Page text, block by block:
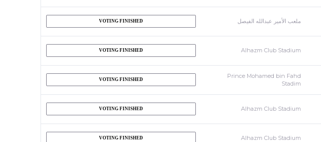
ملعب الأمير عبدالله الفيصل VOTING FINISHED
Alhazm Club Stadium
VOTING FINISHED
Prince Mohamed bin Fahd
Stadim
VOTING FINISHED
Alhazm Club Stadium
VOTING FINISHED
Alhazm Club Stadium
VOTING FINISHED